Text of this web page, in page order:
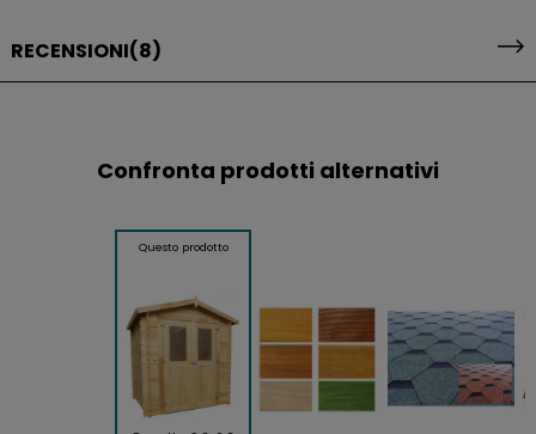
RECENSIONI(8)
Confronta prodotti alternativi
Questo prodotto